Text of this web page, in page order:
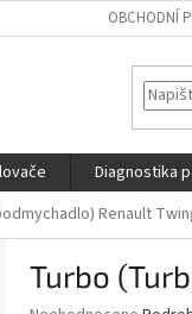
OBCHODNÍ
Diagnostika
Renault
Turbo